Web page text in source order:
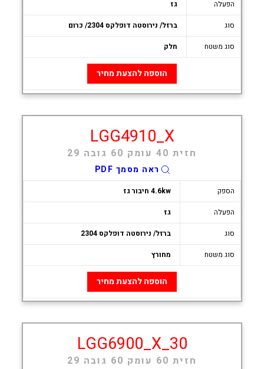
הפעלה
גז
סוג
ברזל/ נירוסטה דופלקס 2304/ כרום
סוג משטח
חלק
הוספה להצעת מחיר
LGG4910_X
חזית 40 עומק 60 גובה 29
ראה מסמך PDF
הספק
4.6kw חיבור גז
הפעלה
גז
סוג
ברזל/ נירוסטה דופלקס 2304
סוג משטח
מחורץ
הוספה להצעת מחיר
LGG6900_X_30
חזית 60 עומק 60 גובה 29